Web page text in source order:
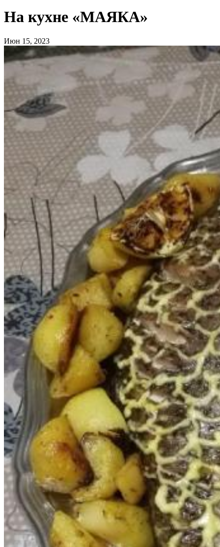
На кухне «МАЯКА»
Июн 15, 2023